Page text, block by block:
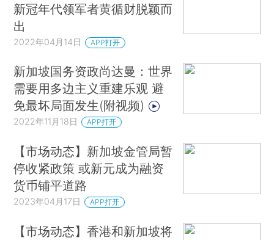
新冠年代领军者黄循财脱颖而
出
2022年04月14日 APP打开
新加坡国务资政尚达曼：世界
需要用多边主义重建乐观 避
免最坏局面发生(附视频)
2022年11月18日 APP打开
【市场动态】新加坡金管局暂
停收紧政策 或新元成为融资
货币铺平道路
2023年04月17日 APP打开
【市场动态】香港和新加坡将